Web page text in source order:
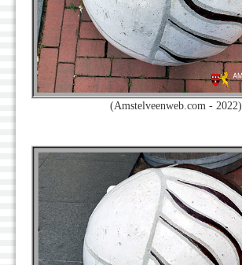
(Amstelveenweb.com - 2022)